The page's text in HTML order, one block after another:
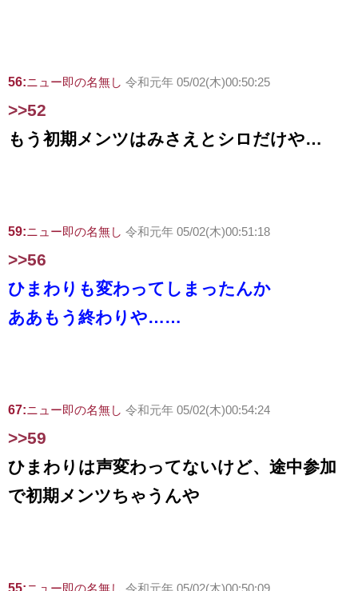
56:ニュー即の名無し 令和元年 05/02(木)00:50:25
>>52
もう初期メンツはみさえとシロだけや…
59:ニュー即の名無し 令和元年 05/02(木)00:51:18
>>56
ひまわりも変わってしまったんか
ああもう終わりや……
67:ニュー即の名無し 令和元年 05/02(木)00:54:24
>>59
ひまわりは声変わってないけど、途中参加
で初期メンツちゃうんや